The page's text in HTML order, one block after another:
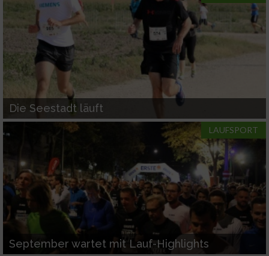
Die Seestadt läuft
LAUFSPORT
September wartet mit Lauf-Highlights
Verwendung reduzierter Daten zur Auswahl
von Inhalten
IAB-Besonderheiten:
Verwendung genauer Standortdaten
Geräte anhand von aktiv angeforderten
Informationen identifizieren
Nicht-IAB-Verarbeitungszwecke:
Notwendig
Performance